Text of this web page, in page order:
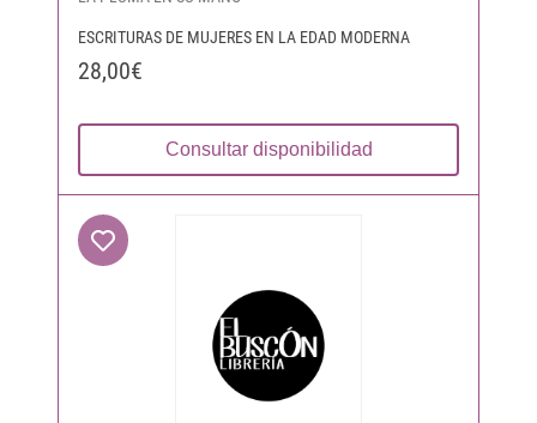
ESCRITURAS DE MUJERES EN LA EDAD MODERNA
28,00€
Consultar disponibilidad